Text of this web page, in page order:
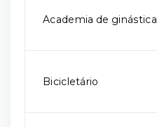
Academia de ginástica
Bicicletário